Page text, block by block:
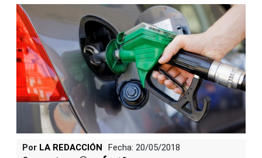
Por LA REDACCIÓN
Fecha: 20/05/2018